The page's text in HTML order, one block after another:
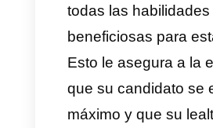
oficiales de la
–Gestionar